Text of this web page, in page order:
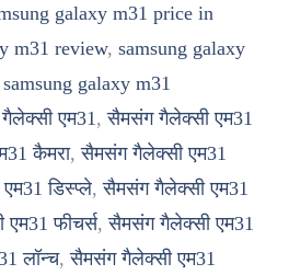
galaxy m31 price in
m31 review, samsung galaxy
samsung galaxy m31
एम31 ,सैमसंग गैलेक्सी एम31
कैमरा,सैमसंग गैलेक्सी एम31
डिस्प्ले,सैमसंग गैलेक्सी एम31
फीचर्स,सैमसंग गैलेक्सी एम31
लॉन्च,सैमसंग गैलेक्सी एम31